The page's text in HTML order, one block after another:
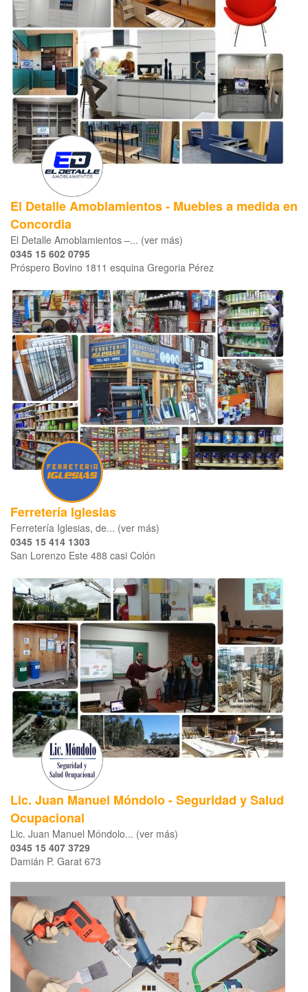
El Detalle Amoblamientos - Muebles a medida en
Concordia
El Detalle Amoblamientos –... (ver más)
0345 15 602 0795
Próspero Bovino 1811 esquina Gregoria Pérez
Ferretería Iglesias
Ferretería Iglesias, de... (ver más)
0345 15 414 1303
San Lorenzo Este 488 casi Colón
Lic. Juan Manuel Móndolo - Seguridad y Salud
Ocupacional
Lic. Juan Manuel Móndolo... (ver más)
0345 15 407 3729
Damián P. Garat 673